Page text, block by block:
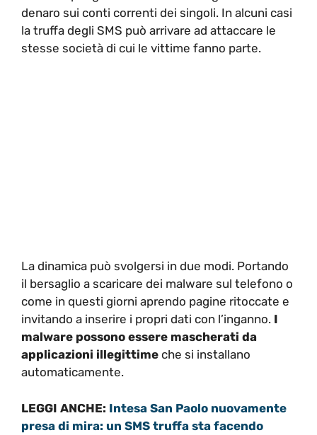
denaro sui conti correnti dei singoli. In alcuni casi
la truffa degli SMS può arrivare ad attaccare le
stesse società di cui le vittime fanno parte.
La dinamica può svolgersi in due modi. Portando
il bersaglio a scaricare dei malware sul telefono o
come in questi giorni aprendo pagine ritoccate e
invitando a inserire i propri dati con l’inganno. I
malware possono essere mascherati da
applicazioni illegittime che si installano
automaticamente.
LEGGI ANCHE: Intesa San Paolo nuovamente
presa di mira: un SMS truffa sta facendo